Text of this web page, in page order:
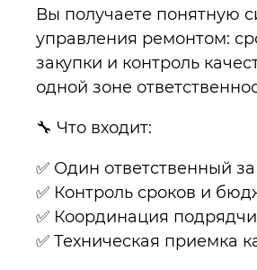
Вы получаете понятную
управления ремонтом:
закупки и контроль
одной зоне
🔧 Что входит:
✅ Один ответственный
✅ Контроль сроков и
✅ Координация
✅ Техническая приемка